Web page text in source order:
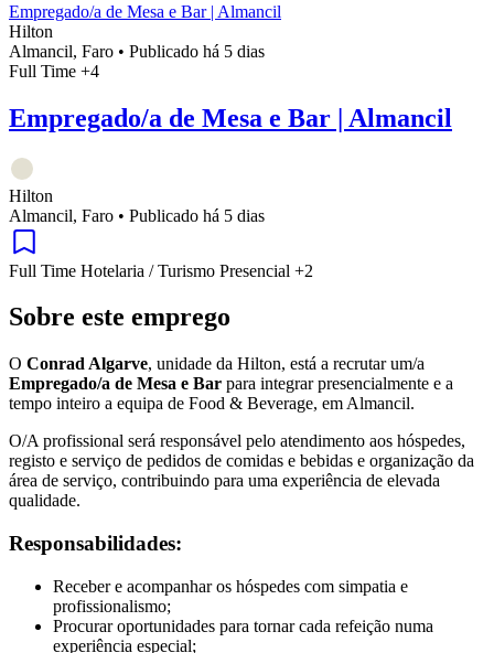
Empregado/a de Mesa e Bar | Almancil
Hilton
Almancil, Faro • Publicado há 5 dias
Full Time +4
Empregado/a de Mesa e Bar | Almancil
Hilton
Almancil, Faro • Publicado há 5 dias
Full Time Hotelaria / Turismo Presencial +2
Sobre este emprego
O Conrad Algarve, unidade da Hilton, está a recrutar um/a
Empregado/a de Mesa e Bar para integrar presencialmente e a
tempo inteiro a equipa de Food & Beverage, em Almancil.
O/A profissional será responsável pelo atendimento aos hóspedes,
registo e serviço de pedidos de comidas e bebidas e organização da
área de serviço, contribuindo para uma experiência de elevada
qualidade.
Responsabilidades:
Receber e acompanhar os hóspedes com simpatia e
profissionalismo;
Procurar oportunidades para tornar cada refeição numa
experiência especial;